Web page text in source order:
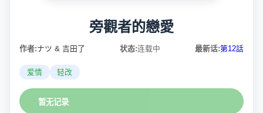
旁觀者的戀愛
作者:ナツ & 吉田了 状态:连载中 最新话:第12話
爱情 轻改
暂无记录